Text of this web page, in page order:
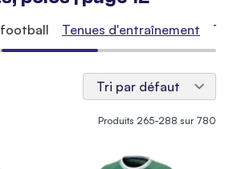
Produits 265-288 sur 780
Tenues d'entraînement